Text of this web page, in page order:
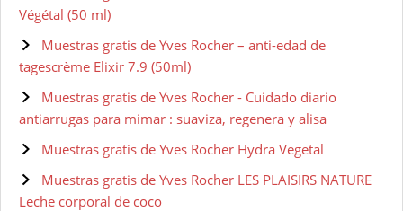
Végétal (50 ml)
Muestras gratis de Yves Rocher – anti-edad de
tagescrème Elixir 7.9 (50ml)
Muestras gratis de Yves Rocher - Cuidado diario
antiarrugas para mimar : suaviza, regenera y alisa
Muestras gratis de Yves Rocher Hydra Vegetal
Muestras gratis de Yves Rocher LES PLAISIRS NATURE
Leche corporal de coco